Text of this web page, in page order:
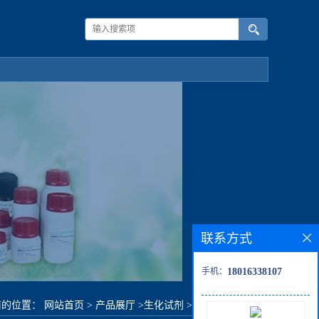
位置： 网站首页 > 产品展厅 >生化试剂 > 3-甲基三氟甲苯
联系方式
手机： 18016338107